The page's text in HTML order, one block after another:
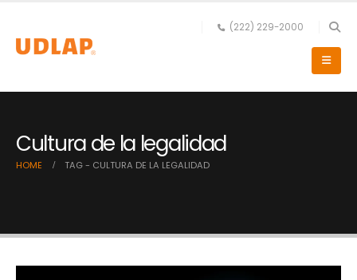
(222) 229-2000
Cultura de la legalidad
HOME TAG - CULTURA DE LA LEGALIDAD